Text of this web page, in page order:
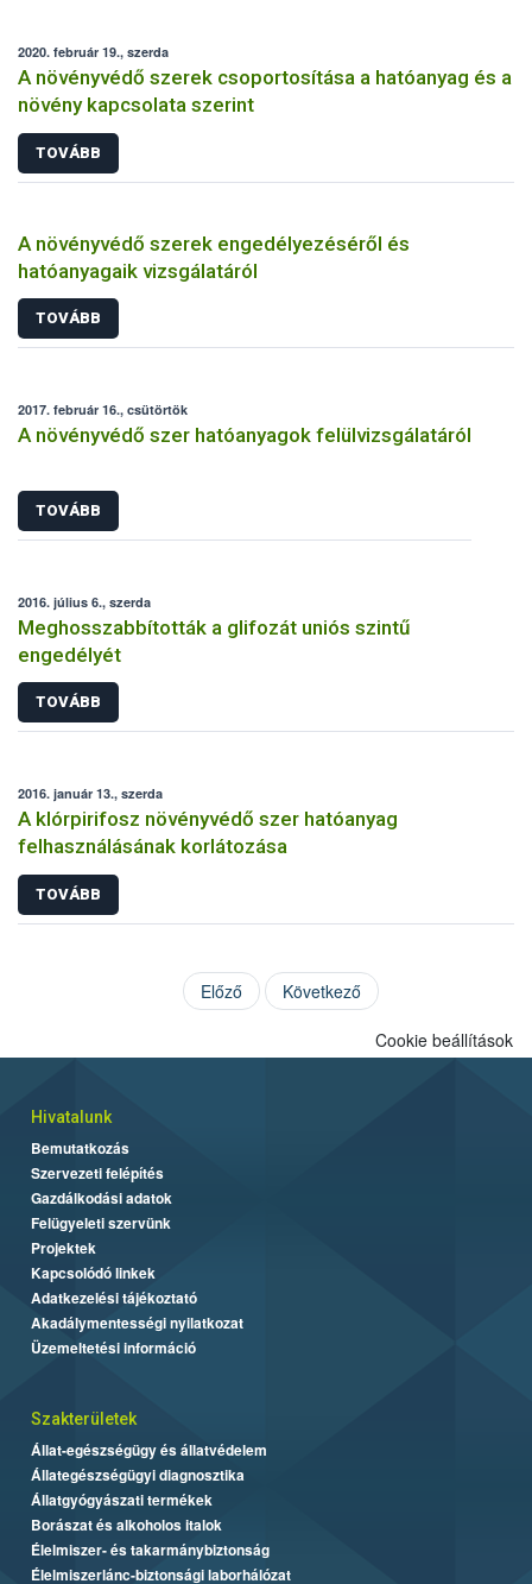
2020. február 19., szerda
A növényvédő szerek csoportosítása a hatóanyag és a
növény kapcsolata szerint
TOVÁBB
A növényvédő szerek engedélyezéséről és
hatóanyagaik vizsgálatáról
TOVÁBB
2017. február 16., csütörtök
A növényvédő szer hatóanyagok felülvizsgálatáról
TOVÁBB
2016. július 6., szerda
Meghosszabbították a glifozát uniós szintű
engedélyét
TOVÁBB
2016. január 13., szerda
A klórpirifosz növényvédő szer hatóanyag
felhasználásának korlátozása
TOVÁBB
Előző Következő
Cookie beállítások
Hivatalunk
Bemutatkozás
Szervezeti felépítés
Gazdálkodási adatok
Felügyeleti szervünk
Projektek
Kapcsolódó linkek
Adatkezelési tájékoztató
Akadálymentességi nyilatkozat
Üzemeltetési információ
Szakterületek
Állat-egészségügy és állatvédelem
Állategészségügyi diagnosztika
Állatgyógyászati termékek
Borászat és alkoholos italok
Élelmiszer- és takarmánybiztonság
Élelmiszerlánc-biztonsági laborhálózat